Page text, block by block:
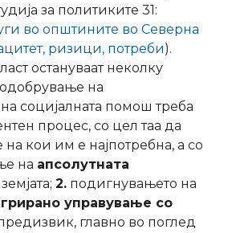
за политиките 31:
во општините во Северна
ризици, потреби).
остануваат неколку
на
на социјалната помош треба
процес, со цел таа да
кои им е најпотребна, а со
на апсолутната
2. подигнувањето на
управување со
главно во поглед